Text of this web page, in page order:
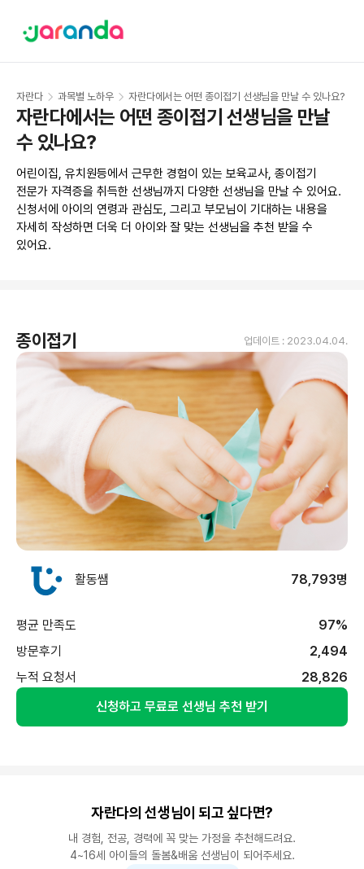
자란다 과목별 노하우 자란다에서는 어떤 종이접기 선생님을 만날 수 있나요?
자란다에서는 어떤 종이접기 선생님을 만날
수 있나요?
어린이집, 유치원등에서 근무한 경험이 있는 보육교사, 종이접기
전문가 자격증을 취득한 선생님까지 다양한 선생님을 만날 수 있어요.
신청서에 아이의 연령과 관심도, 그리고 부모님이 기대하는 내용을
자세히 작성하면 더욱 더 아이와 잘 맞는 선생님을 추천 받을 수
있어요.
종이접기 업데이트 : 2023.04.04.
활동쌤 78,793명
평균 만족도
97%
방문후기
2,494
누적 요청서
28,826
신청하고 무료로 선생님 추천 받기
자란다의 선생님이 되고 싶다면?
내 경험, 전공, 경력에 꼭 맞는 가정을 추천해드려요.
4~16세 아이들의 돌봄&배움 선생님이 되어주세요.